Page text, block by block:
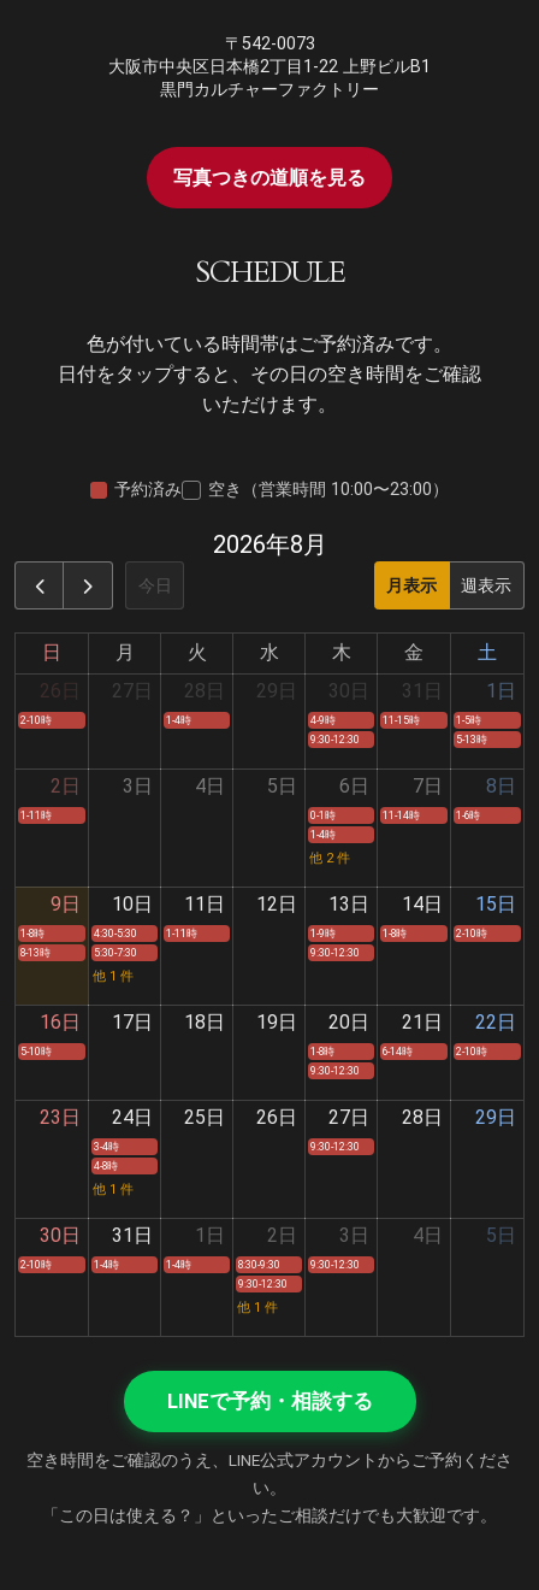
〒542-0073
大阪市中央区日本橋2丁目1-22 上野ビルB1
黒門カルチャーファクトリー
写真つきの道順を見る
SCHEDULE
色が付いている時間帯はご予約済みです。
日付をタップすると、その日の空き時間をご確認
いただけます。
予約済み 空き（営業時間 10:00〜23:00）
今日
2026年8月
月表示 週表示
日 月 火 水 木 金
土
26日
2-10時
27日 28日
1-4時
29日 30日
4-9時
9:30-12:30
31日
11-15時
1日
1-5時
5-13時
2日
1-11時
3日 4日 5日 6日
0-1時
1-4時
他 2 件
7日
11-14時
8日
1-6時
9日
1-8時
8-13時
10日
4:30-5:30
5:30-7:30
他 1 件
11日
1-11時
12日 13日
1-9時
9:30-12:30
14日
1-8時
15日
2-10時
16日
5-10時
17日 18日 19日 20日
1-8時
9:30-12:30
21日
6-14時
22日
2-10時
23日 24日
3-4時
4-8時
他 1 件
25日 26日 27日
9:30-12:30
28日 29日
30日
2-10時
31日
1-4時
1日
1-4時
2日
8:30-9:30
9:30-12:30
他 1 件
3日
9:30-12:30
4日 5日
LINEで予約・相談する
空き時間をご確認のうえ、LINE公式アカウントからご予約くださ
い。
「この日は使える？」といったご相談だけでも大歓迎です。